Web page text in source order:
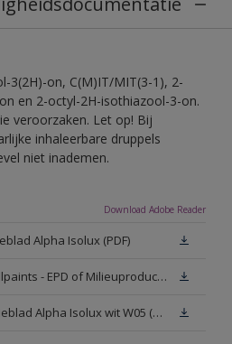
3(2H)-on, C(M)IT/MIT(3-1), 2-
en 2-octyl-2H-isothiazool-3-on.
veroorzaken. Let op! Bij
inhaleerbare druppels
niet inademen.
Download Adobe Reader
Alpha Isolux (PDF)
Sikkens Interior Wallpaints - EPD of Milieuproductverklaring
Veiligheidsinformatieblad Alpha Isolux wit W05 (SDS)